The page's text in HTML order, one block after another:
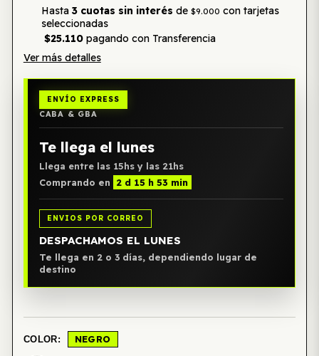
Hasta 3 cuotas sin interés de $9.000 con tarjetas
seleccionadas
$25.110pagando con Transferencia
Ver más detalles
ENVÍO EXPRESS
CABA & GBA
Te llega el lunes
Llega entre las 15hs y las 21hs
Comprando en
2 d 15 h 53 min
ENVIOS POR CORREO
DESPACHAMOS EL LUNES
Te llega en 2 o 3 días, dependiendo lugar de
destino
COLOR: NEGRO